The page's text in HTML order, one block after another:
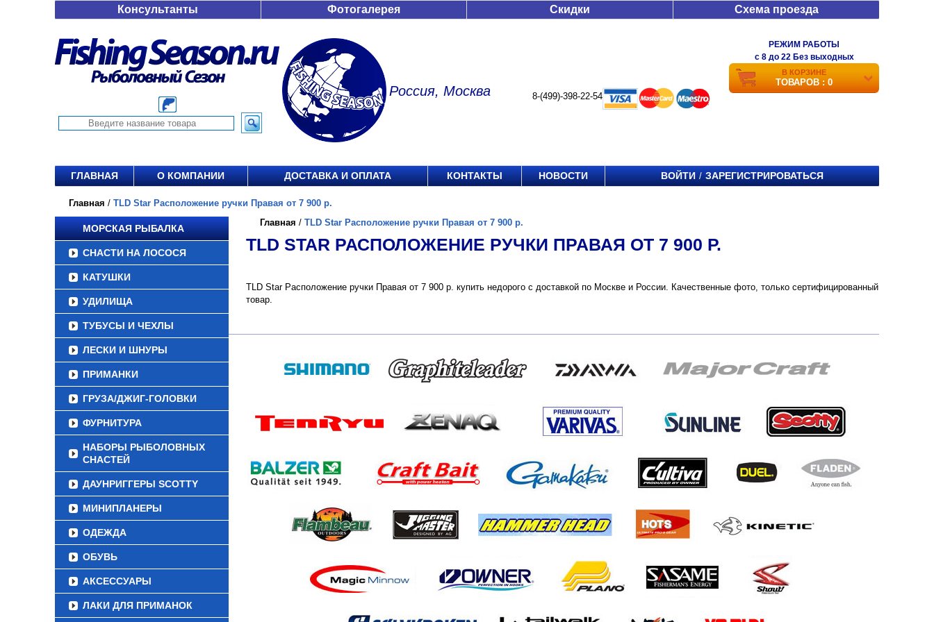
Консультанты Фотогалерея Скидки Схема проезда
Россия, Москва 8-(499)-398-22-54
РЕЖИМ РАБОТЫ
c 8 до 22 Без выходных
В КОРЗИНЕ
ТОВАРОВ : 0
ГЛАВНАЯ О КОМПАНИИ ДОСТАВКА И ОПЛАТА КОНТАКТЫ НОВОСТИ ВОЙТИ / ЗАРЕГИСТРИРОВАТЬСЯ
Главная / TLD Star Расположение ручки Правая от 7 900 р.
МОРСКАЯ РЫБАЛКА
СНАСТИ НА ЛОСОСЯ
КАТУШКИ
УДИЛИЩА
ТУБУСЫ И ЧЕХЛЫ
ЛЕСКИ И ШНУРЫ
ПРИМАНКИ
ГРУЗА/ДЖИГ-ГОЛОВКИ
ФУРНИТУРА
НАБОРЫ РЫБОЛОВНЫХ
СНАСТЕЙ
ДАУНРИГГЕРЫ SCOTTY
МИНИПЛАНЕРЫ
ОДЕЖДА
ОБУВЬ
АКСЕССУАРЫ
ЛАКИ ДЛЯ ПРИМАНОК
Главная / TLD Star Расположение ручки Правая от 7 900 р.
TLD STAR РАСПОЛОЖЕНИЕ РУЧКИ ПРАВАЯ ОТ 7 900 Р.
TLD Star Расположение ручки Правая от 7 900 р. купить недорого с доставкой по Москве и России. Качественные фото, только сертифицированный
товар.